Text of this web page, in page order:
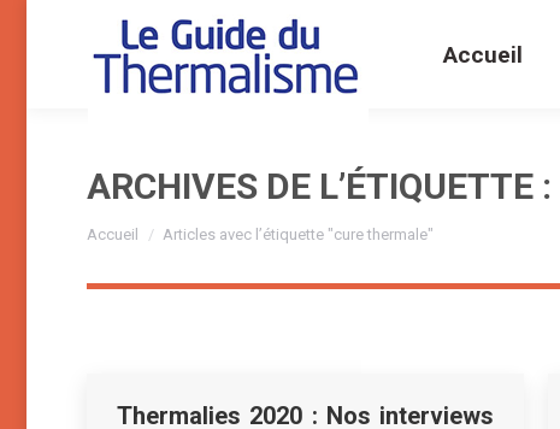
Accueil
ARCHIVES DE L’ÉTIQUETTE :
Vous êtes ici :
Accueil Articles avec l’étiquette "cure thermale"
Thermalies 2020 : Nos interviews